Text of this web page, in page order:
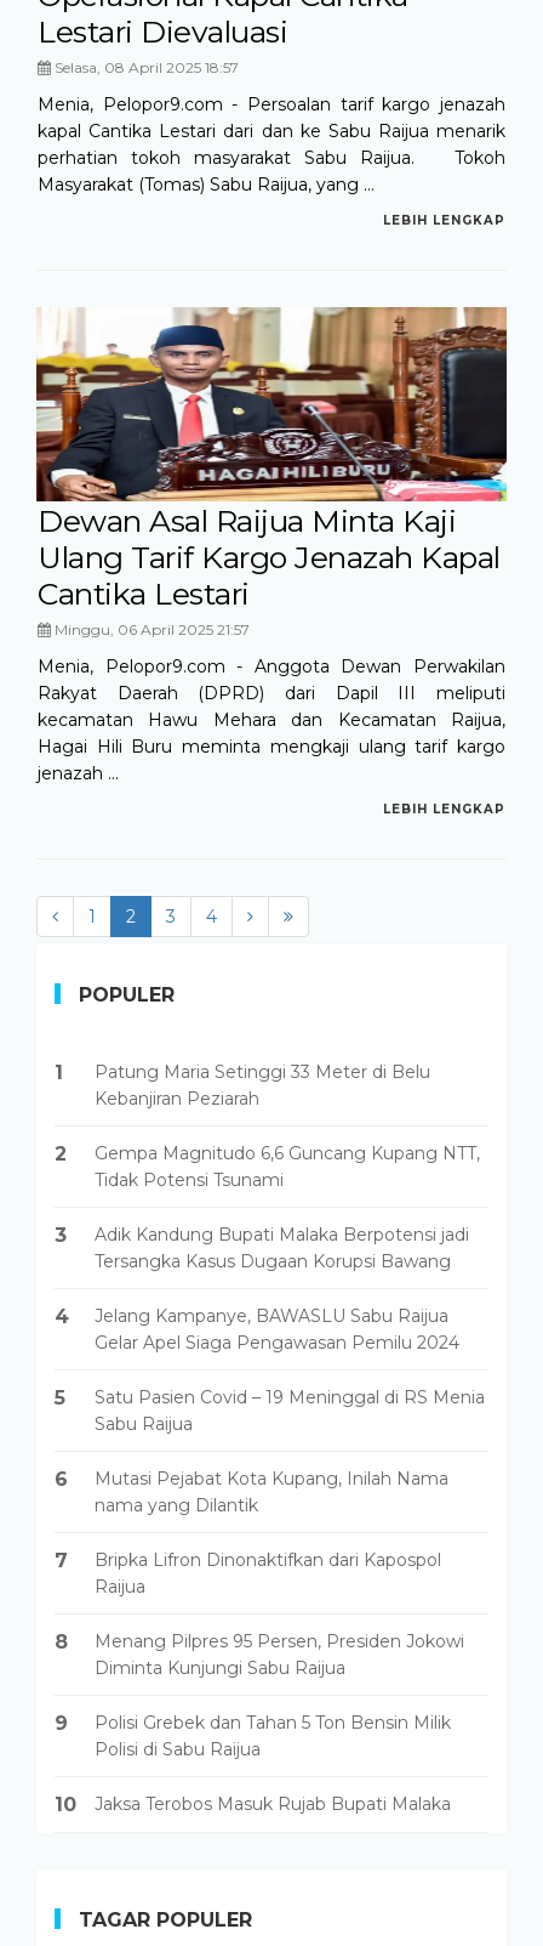
Lestari Dievaluasi
Selasa, 08 April 2025 18:57
Menia, Pelopor9.com - Persoalan tarif kargo jenazah
kapal Cantika Lestari dari dan ke Sabu Raijua menarik
perhatian tokoh masyarakat Sabu Raijua. Tokoh
Masyarakat (Tomas) Sabu Raijua, yang ...
LEBIH LENGKAP
Dewan Asal Raijua Minta Kaji
Ulang Tarif Kargo Jenazah Kapal
Cantika Lestari
Minggu, 06 April 2025 21:57
Menia, Pelopor9.com - Anggota Dewan Perwakilan
Rakyat Daerah (DPRD) dari Dapil III meliputi
kecamatan Hawu Mehara dan Kecamatan Raijua,
Hagai Hili Buru meminta mengkaji ulang tarif kargo
jenazah ...
LEBIH LENGKAP
1 2(current)
3 4
POPULER
1
Patung Maria Setinggi 33 Meter di Belu
Kebanjiran Peziarah
2
Gempa Magnitudo 6,6 Guncang Kupang NTT,
Tidak Potensi Tsunami
3
Adik Kandung Bupati Malaka Berpotensi jadi
Tersangka Kasus Dugaan Korupsi Bawang
4
Jelang Kampanye, BAWASLU Sabu Raijua
Gelar Apel Siaga Pengawasan Pemilu 2024
5
Satu Pasien Covid – 19 Meninggal di RS Menia
Sabu Raijua
6
Mutasi Pejabat Kota Kupang, Inilah Nama
nama yang Dilantik
7
Bripka Lifron Dinonaktifkan dari Kapospol
Raijua
8
Menang Pilpres 95 Persen, Presiden Jokowi
Diminta Kunjungi Sabu Raijua
9
Polisi Grebek dan Tahan 5 Ton Bensin Milik
Polisi di Sabu Raijua
10 Jaksa Terobos Masuk Rujab Bupati Malaka
TAGAR POPULER